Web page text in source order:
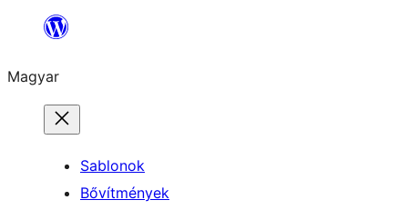
Ugrás
tartalomhoz
Magyar
Sablonok
Bővítmények